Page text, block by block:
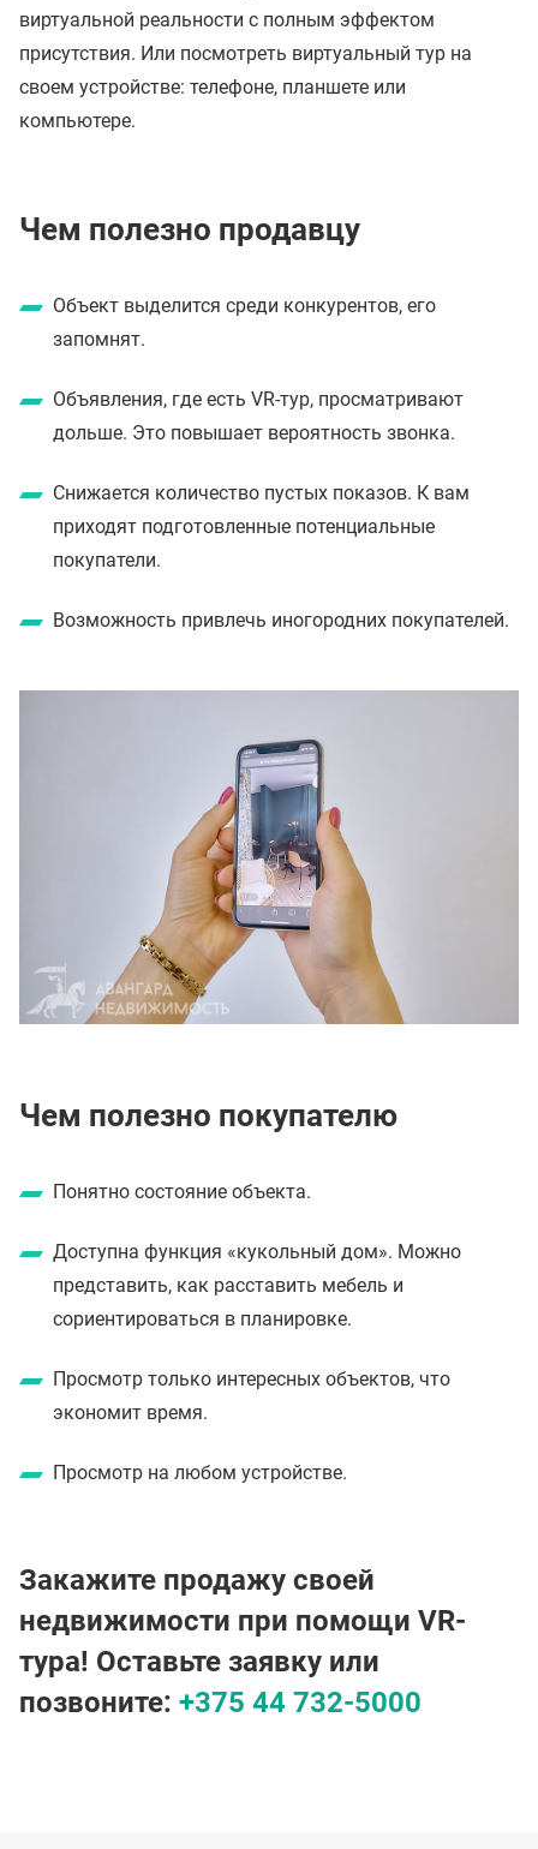
виртуальной реальности с полным эффектом
присутствия. Или посмотреть виртуальный тур на
своем устройстве: телефоне, планшете или
компьютере.
Чем полезно продавцу
Объект выделится среди конкурентов, его
запомнят.
Объявления, где есть VR-тур, просматривают
дольше. Это повышает вероятность звонка.
Снижается количество пустых показов. К вам
приходят подготовленные потенциальные
покупатели.
Возможность привлечь иногородних покупателей.
Чем полезно покупателю
Понятно состояние объекта.
Доступна функция «кукольный дом». Можно
представить, как расставить мебель и
сориентироваться в планировке.
Просмотр только интересных объектов, что
экономит время.
Просмотр на любом устройстве.
Закажите продажу своей
недвижимости при помощи VR-
тура! Оставьте заявку или
позвоните: +375 44 732-5000